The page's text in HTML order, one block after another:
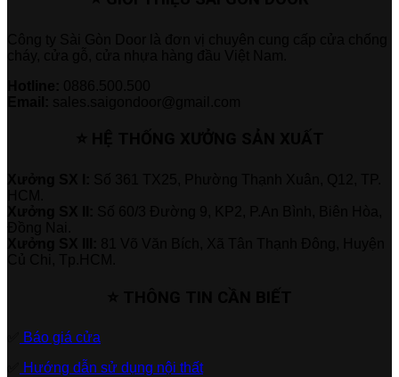
Báo giá cửa
Hướng dẫn sử dụng nội thất